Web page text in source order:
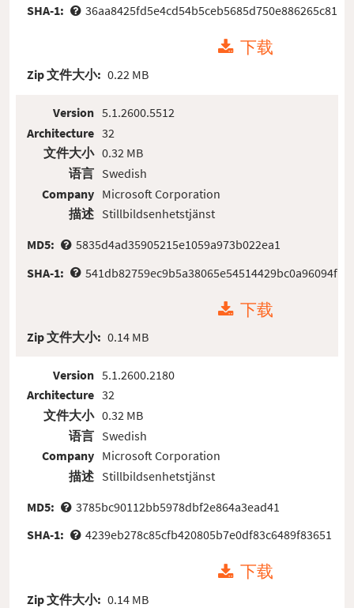
SHA-1:
36aa8425fd5e4cd54b5ceb5685d750e886265c81
下载
Zip 文件大小: 0.22 MB
Version
Architecture
文件大小
语言
Company
描述
5.1.2600.5512
32
0.32 MB
Swedish
Microsoft Corporation
Stillbildsenhetstjänst
MD5:
5835d4ad35905215e1059a973b022ea1
SHA-1:
541db82759ec9b5a38065e54514429bc0a96094f
下载
Zip 文件大小: 0.14 MB
Version
Architecture
文件大小
语言
Company
描述
5.1.2600.2180
32
0.32 MB
Swedish
Microsoft Corporation
Stillbildsenhetstjänst
MD5:
3785bc90112bb5978dbf2e864a3ead41
SHA-1:
4239eb278c85cfb420805b7e0df83c6489f83651
下载
Zip 文件大小: 0.14 MB